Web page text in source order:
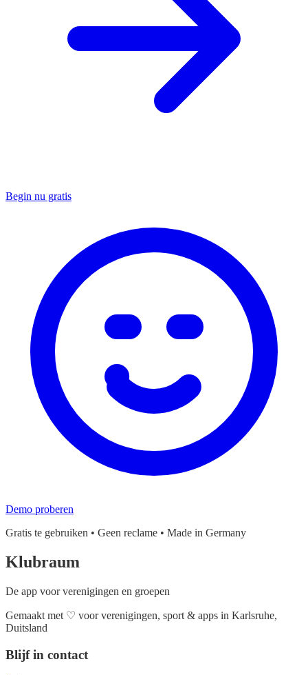
Begin nu gratis
Demo proberen
Gratis te gebruiken • Geen reclame • Made in Germany
Klubraum
De app voor verenigingen en groepen
Gemaakt met ♡ voor verenigingen, sport & apps in Karlsruhe,
Duitsland
Blijf in contact